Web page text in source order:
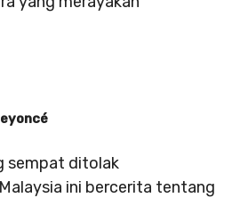
sempat ditolak
ini bercerita tentang